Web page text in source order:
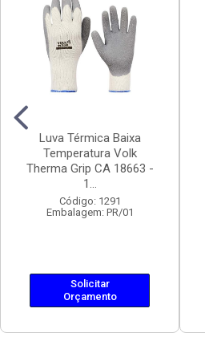
Luva Térmica Baixa
Temperatura Volk
Therma Grip CA 18663 -
1...
Código: 1291
Embalagem: PR/01
Solicitar
Orçamento